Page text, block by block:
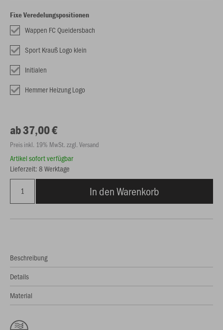
Fixe Veredelungspositionen
Wappen FC Queidersbach
Sport Krauß Logo klein
Initialen
Hemmer Heizung Logo
ab 37,00 €
Preis inkl. 19% MwSt. zzgl. Versand
Artikel sofort verfügbar
Lieferzeit: 8 Werktage
In den Warenkorb
Beschreibung
Details
Material